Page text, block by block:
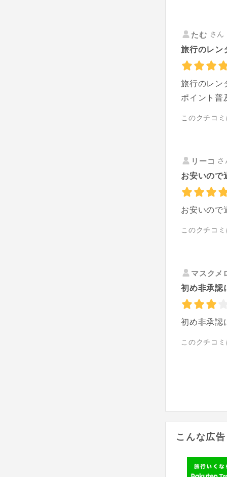
たむ さ
旅行のレン
旅行のレン
ポイント普
このクチコ
リーコ
お安いので
お安いので
このクチコ
マスクメ
初め非承認
初め非承認
このクチコ
こんな広